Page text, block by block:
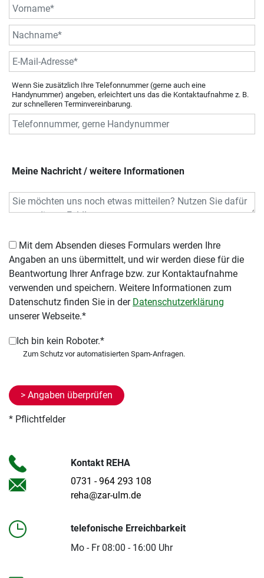
Wenn Sie zusätzlich Ihre Telefonnummer (gerne auch eine
Handynummer) angeben, erleichtert uns das die Kontaktaufnahme z. B.
zur schnelleren Terminvereinbarung.
Meine Nachricht / weitere Informationen
Angaben an uns übermittelt, und wir werden diese für die
Beantwortung Ihrer Anfrage bzw. zur Kontaktaufnahme
verwenden und speichern. Weitere Informationen zum
Datenschutz finden Sie in der Datenschutzerklärung
unserer Webseite.*
Ich bin kein Roboter.*
* Pflichtfelder
Kontakt REHA
0731 - 964 293 108
reha@zar-ulm.de
telefonische Erreichbarkeit
Mo - Fr 08:00 - 16:00 Uhr